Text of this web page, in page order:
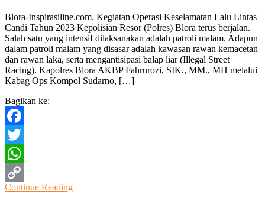
Illegal
Street
Racing,
Satgas
Ops
Keselamatan
Blora-Inspirasiline.com. Kegiatan Operasi Keselamatan Lalu Lintas
Candi Tahun 2023 Kepolisian Resor (Polres) Blora terus berjalan.
Salah satu yang intensif dilaksanakan adalah patroli malam. Adapun
dalam patroli malam yang disasar adalah kawasan rawan kemacetan
dan rawan laka, serta mengantisipasi balap liar (Illegal Street
Racing). Kapolres Blora AKBP Fahrurozi, SIK., MM., MH melalui
Kabag Ops Kompol Sudarno, […]
Bagikan ke:
Facebook
Twitter
WhatsApp
Copy
Continue Reading